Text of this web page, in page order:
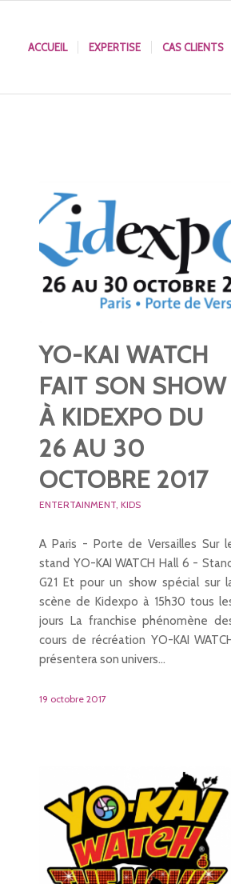
ACCUEIL EXPERTISE CAS CLIENTS
YO-KAI WATCH
FAIT SON SHOW
À KIDEXPO DU
26 AU 30
OCTOBRE 2017
ENTERTAINMENT, KIDS
A Paris - Porte de Versailles Sur
stand YO-KAI WATCH Hall 6 -
G21 Et pour un show spécial sur
scène de Kidexpo à 15h30 tous
jours La franchise phénomène
cours de récréation YO-KAI
présentera son univers…
19 octobre 2017